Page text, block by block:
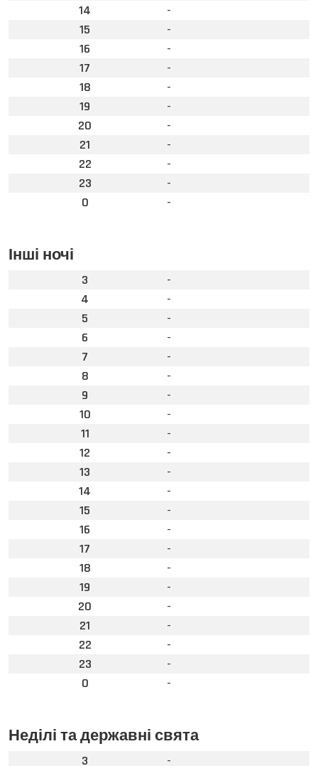
14
-
15
-
16
-
17
-
18
-
19
-
20
-
21
-
22
-
23
-
0
-
Інші ночі
3
-
4
-
5
-
6
-
7
-
8
-
9
-
10
-
11
-
12
-
13
-
14
-
15
-
16
-
17
-
18
-
19
-
20
-
21
-
22
-
23
-
0
-
Неділі та державні свята
3
-